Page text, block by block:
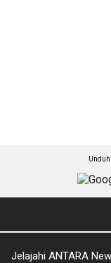
Jelajahi ANTARA